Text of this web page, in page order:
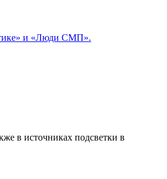
и «Люди СМП».
в источниках подсветки в